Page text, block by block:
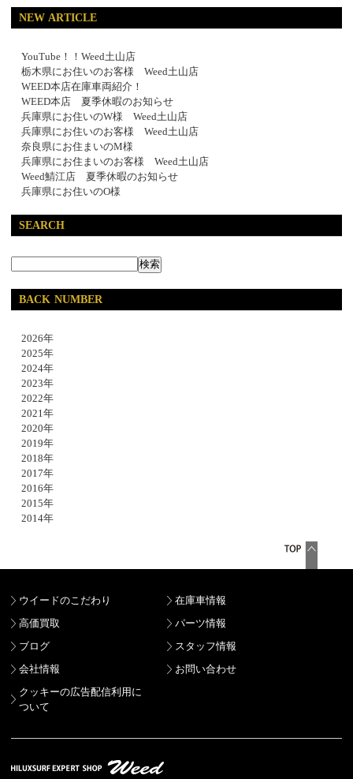
NEW ARTICLE
YouTube！！Weed土山店
栃木県にお住いのお客様 Weed土山店
WEED本店在庫車両紹介！
WEED本店 夏季休暇のお知らせ
兵庫県にお住いのW様 Weed土山店
兵庫県にお住いのお客様 Weed土山店
奈良県にお住まいのM様
兵庫県にお住まいのお客様 Weed土山店
Weed鯖江店 夏季休暇のお知らせ
兵庫県にお住いのO様
SEARCH
BACK NUMBER
2026年
2025年
2024年
2023年
2022年
2021年
2020年
2019年
2018年
2017年
2016年
2015年
2014年
ウイードのこだわり
在庫車情報
高価買取
パーツ情報
ブログ
スタッフ情報
会社情報
お問い合わせ
クッキーの広告配信利用に
ついて